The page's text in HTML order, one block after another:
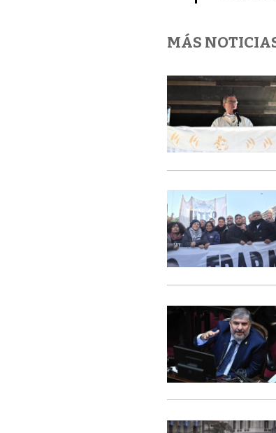
MÁS